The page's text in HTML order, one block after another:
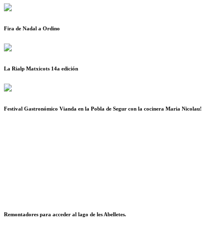
Fira de Nadal a Ordino
La Rialp Matxicots 14a edición
Festival Gastronómico Vianda en la Pobla de Segur con la cocinera Maria Nicolau!
Remontadores para acceder al lago de les Abelletes.